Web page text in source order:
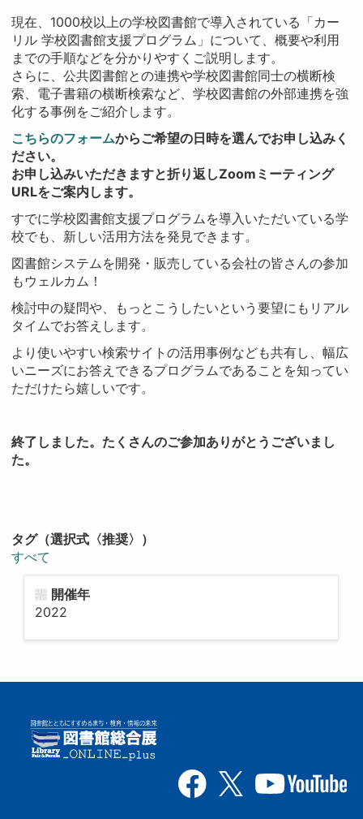
現在、1000校以上の学校図書館で導入されている「カー
リル 学校図書館支援プログラム」について、概要や利用
までの手順などを分かりやすくご説明します。
さらに、公共図書館との連携や学校図書館同士の横断検
索、電子書籍の横断検索など、学校図書館の外部連携を強
化する事例をご紹介します。
こちらのフォームからご希望の日時を選んでお申し込みく
ださい。
お申し込みいただきますと折り返しZoomミーティング
URLをご案内します。
すでに学校図書館支援プログラムを導入いただいている学
校でも、新しい活用方法を発見できます。
図書館システムを開発・販売している会社の皆さんの参加
もウェルカム！
検討中の疑問や、もっとこうしたいという要望にもリアル
タイムでお答えします。
より使いやすい検索サイトの活用事例なども共有し、幅広
いニーズにお答えできるプログラムであることを知ってい
ただけたら嬉しいです。
終了しました。たくさんのご参加ありがとうございまし
た。
タグ（選択式〈推奨〉）
すべて
開催年
2022